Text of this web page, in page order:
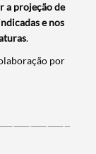
a projeção de
e nos
.
por